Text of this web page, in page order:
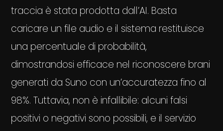
traccia è stata prodotta dall’AI. Basta
caricare un file audio e il sistema restituisce
una percentuale di probabilità,
dimostrandosi efficace nel riconoscere brani
generati da Suno con un’accuratezza fino al
98%. Tuttavia, non è infallibile: alcuni falsi
positivi o negativi sono possibili, e il servizio